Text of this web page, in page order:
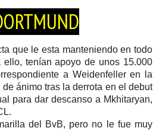
que le esta manteniendo en todo
tenían apoyo de unos 15.000
a Weidenfeller en la
ánimo tras la derrota en el debut
para dar descanso a Mkhitaryan,
del BvB, pero no le fue muy